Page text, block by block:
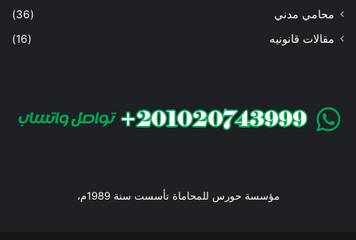
محامي مدني
(36)
مقالات قانونيه
(16)
مؤسسة حورس للمحاماة تأسست سنة 1989م،